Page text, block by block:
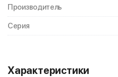
Производитель
Серия
Характеристики